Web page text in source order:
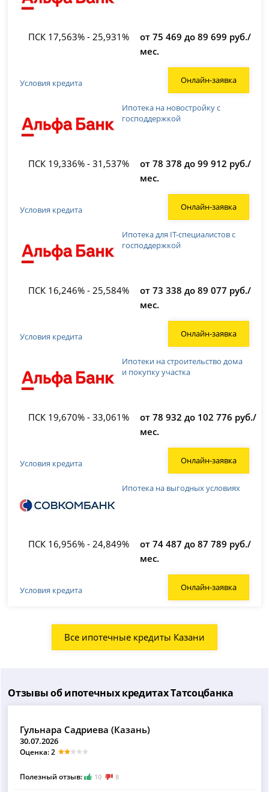
ПСК 17,563% - 25,931%
от 75 469 до 89 699 руб./
мес.
Условия кредита Онлайн-заявка
Ипотека на новостройку с
господдержкой
ПСК 19,336% - 31,537%
от 78 378 до 99 912 руб./
мес.
Условия кредита Онлайн-заявка
Ипотека для IT-специалистов с
господдержкой
ПСК 16,246% - 25,584%
от 73 338 до 89 077 руб./
мес.
Условия кредита Онлайн-заявка
Ипотеки на строительство дома
и покупку участка
ПСК 19,670% - 33,061%
от 78 932 до 102 776 руб./
мес.
Условия кредита Онлайн-заявка
Ипотека на выгодных условиях
ПСК 16,956% - 24,849%
от 74 487 до 87 789 руб./
мес.
Условия кредита Онлайн-заявка
Все ипотечные кредиты Казани
Отзывы об ипотечных кредитах Татсоцбанка
Гульнара Садриева (Казань)
30.07.2026
Оценка: 2
Полезный отзыв: 10 8